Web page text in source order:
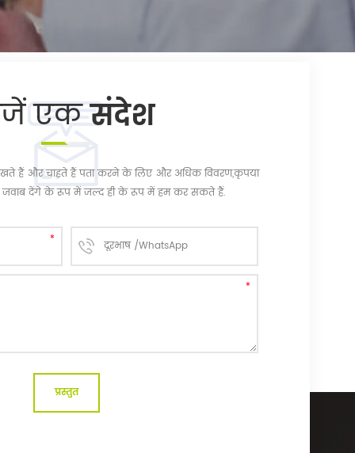
एकसंदेश
रखते हैं और चाहते हैं पता करने के लिए और अधिक विवरण,कृपया
जवाब देंगे के रूप में जल्द ही के रूप में हम कर सकते हैं.